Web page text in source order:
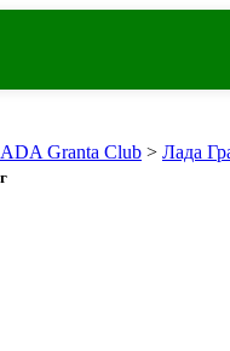
Granta Club > Лада